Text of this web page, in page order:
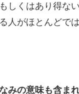
しくはあり得な
がほとんどで
みの意味も含ま